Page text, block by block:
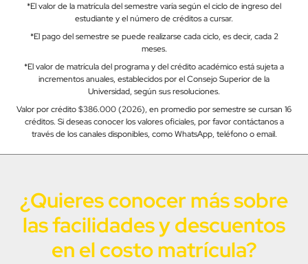
*El valor de la matrícula del semestre varía según el ciclo de ingreso del
estudiante y el número de créditos a cursar.
*El pago del semestre se puede realizarse cada ciclo, es decir, cada 2
meses.
*El valor de matrícula del programa y del crédito académico está sujeta a
incrementos anuales, establecidos por el Consejo Superior de la
Universidad, según sus resoluciones.
Valor por crédito $386.000 (2026), en promedio por semestre se cursan 16
créditos. Si deseas conocer los valores oficiales, por favor contáctanos a
través de los canales disponibles, como WhatsApp, teléfono o email.
¿Quieres conocer más sobre
las facilidades y descuentos
en el costo matrícula?